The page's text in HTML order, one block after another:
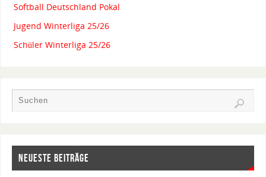
Softball Deutschland Pokal
Jugend Winterliga 25/26
Schüler Winterliga 25/26
NEUESTE BEITRÄGE